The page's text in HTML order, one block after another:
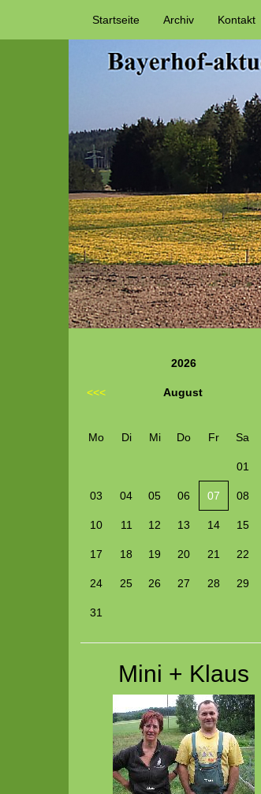
Startseite Archiv Kontakt
2026
<<< August
Mo Di Mi Do Fr Sa
01
03 04 05 06 07 08
10 11 12 13 14 15
17 18 19 20 21 22
24 25 26 27 28 29
31
Mini + Klaus